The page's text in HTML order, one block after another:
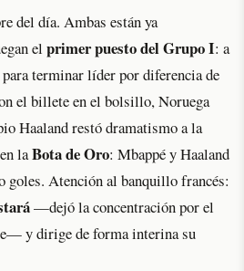
del día. Ambas están ya
el primer puesto del Grupo I: a
terminar líder por diferencia de
el billete en el bolsillo, Noruega
Haaland restó dramatismo a la
laBota de Oro: Mbappé y Haaland
goles. Atención al banquillo francés:
—dejó la concentración por el
y dirige de forma interina su